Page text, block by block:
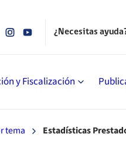
y Fiscalización
¿Necesitas
tema Estadísticas